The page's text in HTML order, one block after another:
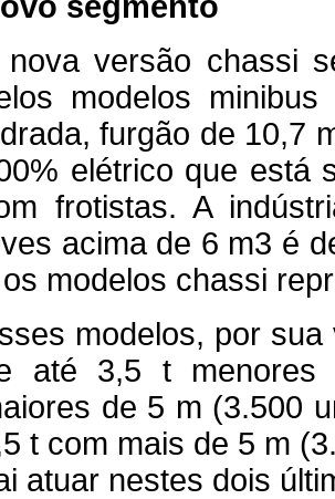
nova versão chassi
modelos
furgão de 10,7
elétrico que está
frotistas. A
acima de 6 m3 é
modelos chassi
modelos, por
até 3,5 t menores
de 5 m (3.500
t com mais de 5 m
atuar nestes dois